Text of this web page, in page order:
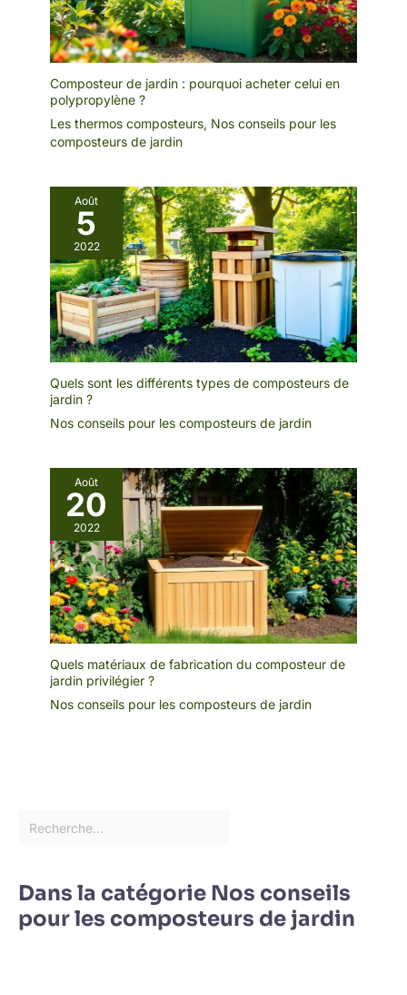
Composteur de jardin : pourquoi acheter celui en
polypropylène ?
Les thermos composteurs, Nos conseils pour les
composteurs de jardin
Août
5
2022
Quels sont les différents types de composteurs de
jardin ?
Nos conseils pour les composteurs de jardin
Août
20
2022
Quels matériaux de fabrication du composteur de
jardin privilégier ?
Nos conseils pour les composteurs de jardin
Dans la catégorie Nos conseils
pour les composteurs de jardin